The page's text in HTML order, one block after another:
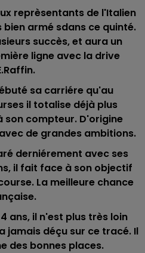
reprèsentants de l'Italien
armé sdans ce quinté.
succès, et aura un
ligne avec la drive
sa carriére qu'au
il totalise déjà plus
son compteur. D'origine
de grandes ambitions.
derniérement avec ses
il fait face à son objectif
La meilleure chance
ans, il n'est plus très loin
jamais déçu sur ce tracé. Il
des bonnes places.